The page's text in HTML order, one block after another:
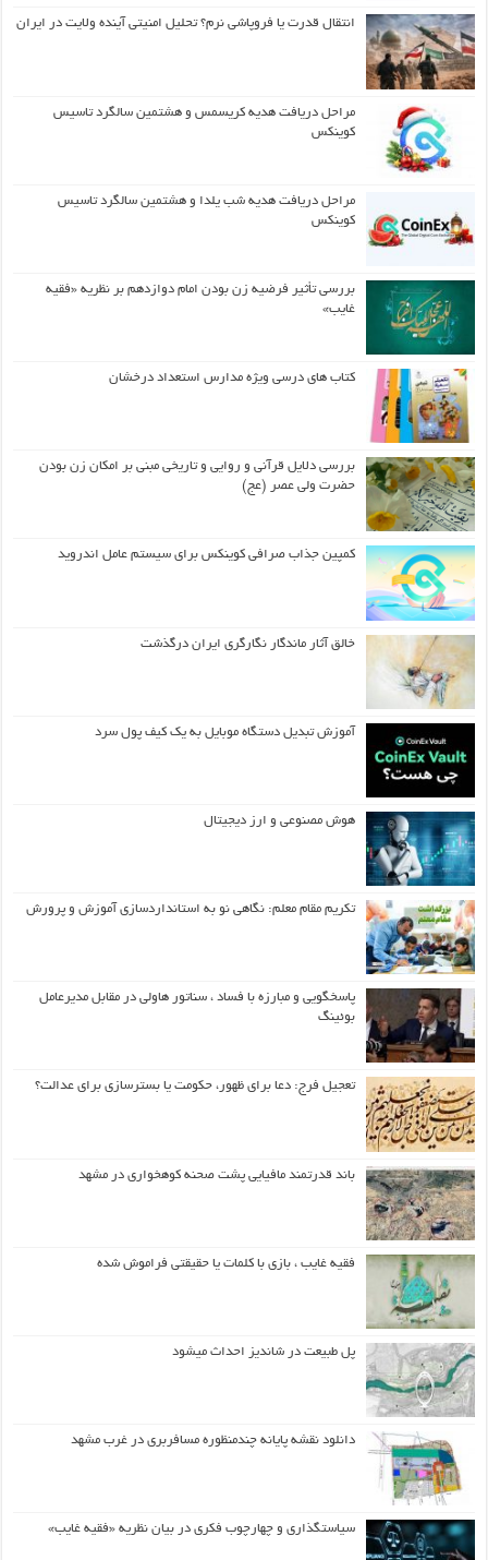
انتقال قدرت یا فروپاشی نرم؟ تحلیل امنیتی آینده ولایت در ایران
مراحل دریافت هدیه کریسمس و هشتمین سالگرد تاسیس
کوینکس
مراحل دریافت هدیه شب یلدا و هشتمین سالگرد تاسیس
کوینکس
بررسی تأثیر فرضیه زن بودن امام دوازدهم بر نظریه «فقیه
غایب»
کتاب های درسی ویژه مدارس استعداد درخشان
بررسی دلایل قرآنی و روایی و تاریخی مبنی بر امکان زن بودن
حضرت ولی عصر (عج)
کمپین جذاب صرافی کوینکس برای سیستم عامل اندروید
خالق آثار ماندگار نگارگری ایران درگذشت
آموزش تبدیل دستگاه موبایل به یک کیف‌ پول سرد
هوش مصنوعی و ارز دیجیتال
تکریم مقام معلم: نگاهی نو به استانداردسازی آموزش و پرورش
پاسخگویی و مبارزه با فساد ، سناتور هاولی در مقابل مدیرعامل
بوئینگ
تعجیل فرج: دعا برای ظهور، حکومت یا بسترسازی برای عدالت؟
باند قدرتمند مافیایی پشت صحنه کوهخواری در مشهد
فقیه غایب ، بازی با کلمات یا حقیقتی فراموش شده
پل طبیعت در شاندیز احداث میشود
دانلود نقشه پایانه چندمنظوره مسافربری در غرب مشهد
سیاستگذاری و چهارچوب فکری در بیان نظریه «فقیه غایب»